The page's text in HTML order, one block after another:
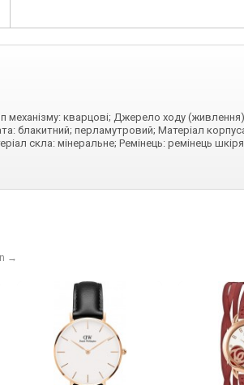
механізму: кварцові; Джерело ходу
блакитний; перламутровий; Матеріал
скла: мінеральне; Ремінець: ремінець
→